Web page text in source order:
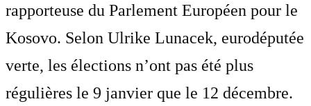
rapporteuse du Parlement Européen pour le
Kosovo. Selon Ulrike Lunacek, eurodéputée
verte, les élections n’ont pas été plus
régulières le 9 janvier que le 12 décembre.